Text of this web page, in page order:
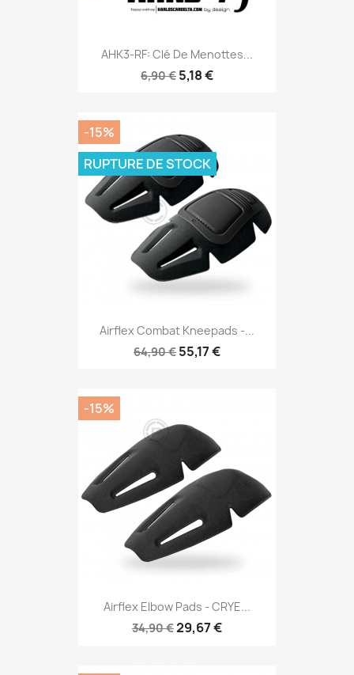
AHK3-RF: Clé De Menottes...
6,90 € 5,18 €
Airflex Combat Kneepads -...
64,90 € 55,17 €
-15%
RUPTURE DE STOCK
Airflex Elbow Pads - CRYE...
34,90 €29,67 €
-15%